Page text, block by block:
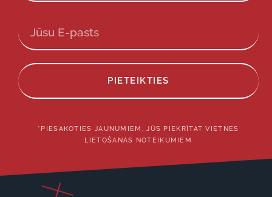
PIETEIKTIES
*PIESAKOTIES JAUNUMIEM, JŪS PIEKRĪTAT VIETNES
LIETOŠANAS NOTEIKUMIEM